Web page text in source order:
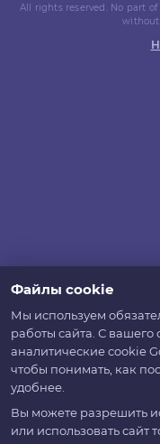
All rights reserved. No part
without
Файлы cookie
Мы используем
работы сайта. С вашего
аналитические cookie
чтобы понимать, как
удобнее.
Вы можете разрешить
или использовать сайт